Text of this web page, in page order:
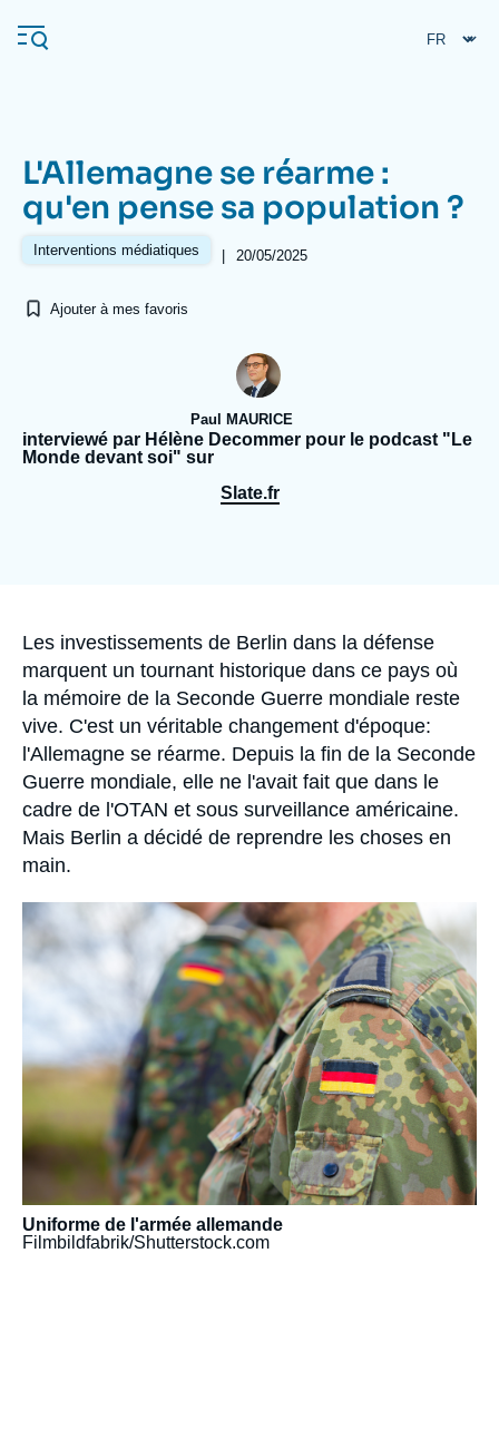
au
contenu
Navigation
principale
L'Ifri
Analyses
Se connecter
Recherches fréquentes
Proche-Orient
L'Allemagne se réarme :
qu'en pense sa population ?
Interventions médiatiques | 20/05/2025
Ajouter à mes favoris
Paul MAURICE
interviewé par Hélène Decommer pour le podcast "Le
Monde devant soi" sur
Slate.fr
Accroche
Les investissements de Berlin dans la défense
marquent un tournant historique dans ce pays où
la mémoire de la Seconde Guerre mondiale reste
vive. C'est un véritable changement d'époque:
l'Allemagne se réarme. Depuis la fin de la Seconde
Guerre mondiale, elle ne l'avait fait que dans le
cadre de l'OTAN et sous surveillance américaine.
Mais Berlin a décidé de reprendre les choses en
main.
principale
médiatique
Uniforme de l'armée allemande
Filmbildfabrik/Shutterstock.com